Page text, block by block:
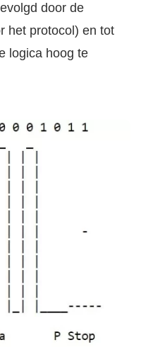
door de
het protocol) en tot
logica hoog te